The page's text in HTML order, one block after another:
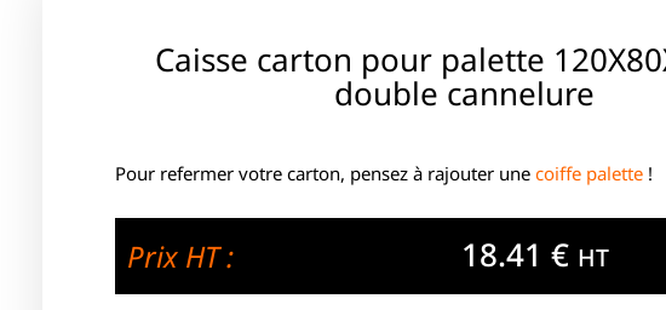
Caisse carton pour palette
double cannelure
Pour refermer votre carton, pensez à rajouter une coiffe palette !
Prix HT : 18.41€ HT